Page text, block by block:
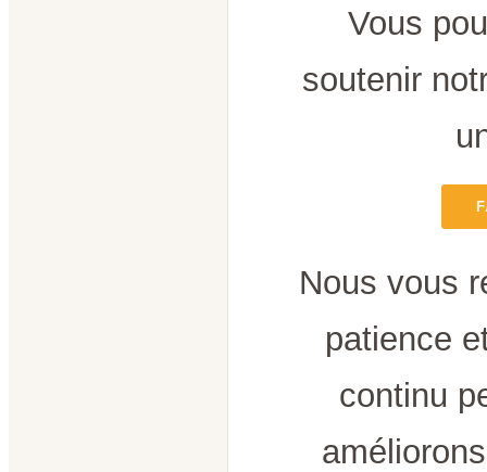
Vous
soutenir
Nous vous
patience
continu